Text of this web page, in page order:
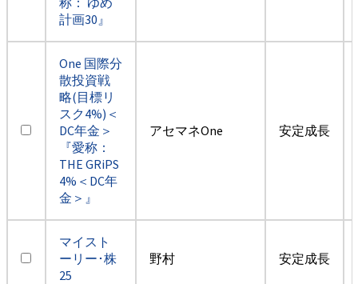
計画30』
One 国際分
散投資戦
略(目標リ
スク4%)＜
DC年金＞
『愛称：
THE GRiPS
4%＜DC年
金＞』
アセマネOne 安定成長
マイスト
ーリー･株
25
野村 安定成長